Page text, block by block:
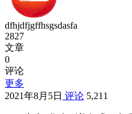
dfhjdfjgffhsgsdasfa
2827
文章
0
评论
更多
2021年8月5日 评论 5,211